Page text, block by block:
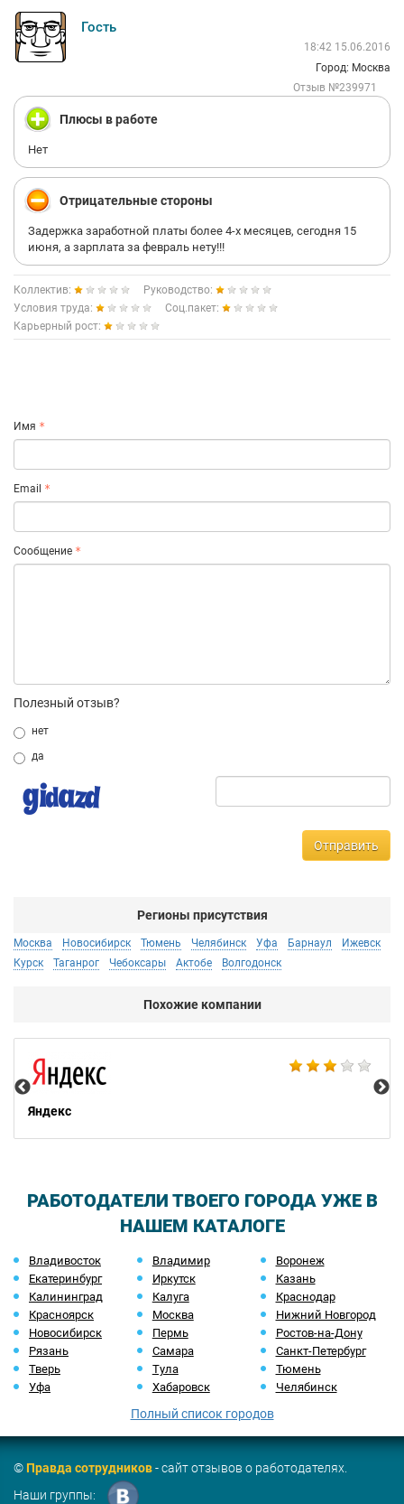
Гость
18:42 15.06.2016
Город: Москва
Отзыв №239971
Плюсы в работе
Нет
Отрицательные стороны
Задержка заработной платы более 4-х месяцев, сегодня 15
июня, а зарплата за февраль нету!!!
Коллектив:
Руководство:
Условия труда:
Соц.пакет:
Карьерный рост:
Имя
Email
Сообщение
Полезный отзыв?
нет
да
Отправить
Регионы присутствия
Москва Новосибирск Тюмень Челябинск Уфа Барнаул
Ижевск
Курск
Таганрог Чебоксары Актобе Волгодонск
Похожие компании
Яндекс
РАБОТОДАТЕЛИ ТВОЕГО ГОРОДА УЖЕ В
НАШЕМ КАТАЛОГЕ
Владивосток Владимир
Воронеж
Екатеринбург
Иркутск
Казань
Калининград
Калуга
Краснодар
Красноярск
Москва
Нижний Новгород
Новосибирск
Пермь
Ростов-на-Дону
Рязань
Самара
Санкт-Петербург
Тверь
Тула
Тюмень
Уфа
Хабаровск Челябинск
Полный список городов
©Правда сотрудников- сайт отзывов о работодателях.
Наши группы: